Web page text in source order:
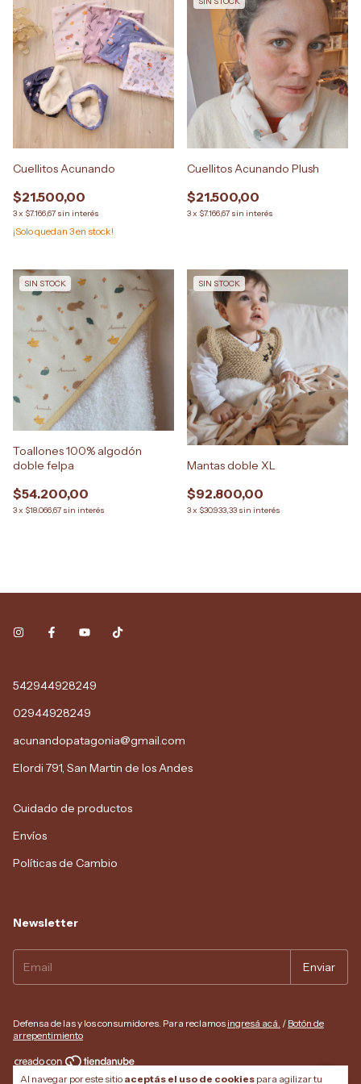
Al navegar por este sitio aceptás el uso de cookies para agilizar tu
Cuellitos Acunando
$21.500,00
3x $7.166,67 sin interés
¡Solo quedan 3en stock!
Cuellitos Acunando Plush
$21.500,00
3x $7.166,67 sin interés
SIN STOCK
Toallones 100% algodón
doble felpa
$54.200,00
3x $18.066,67 sin interés
SIN STOCK
Mantas doble XL
$92.800,00
3x $30.933,33 sin interés
542944928249
02944928249
acunandopatagonia@gmail.com
Elordi 791, San Martin de los Andes
Cuidado de productos
Envíos
Políticas de Cambio
Newsletter
Defensa de las y los consumidores. Para reclamos ingresá acá. / Botón de
arrepentimiento
Copyright Acunando Patagonia - 2026. Todos los derechos reservados.